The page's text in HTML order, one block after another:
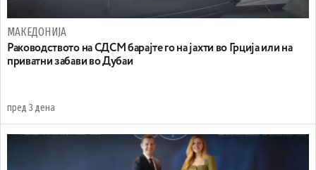
МАКЕДОНИЈА
Раководството на СДСМ барајте го на јахти во Грција или на
приватни забави во Дубаи
пред 3 дена